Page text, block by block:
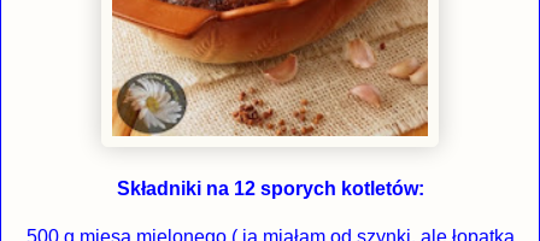
Składniki na 12 sporych kotletów:
500 g mięsa mielonego ( ja miałam od szynki, ale łopatka